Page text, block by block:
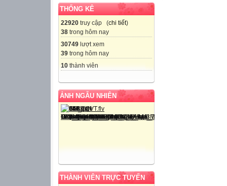
THỐNG KÊ
22920 truy cập (chi tiết)
38 trong hôm nay
30749 lượt xem
39 trong hôm nay
10 thành viên
ẢNH NGẪU NHIÊN
THÀNH VIÊN TRỰC TUYẾN